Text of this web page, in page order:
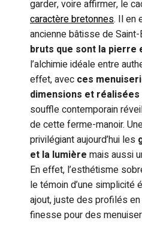
garder, voire affirmer, le
caractère bretonnes. Il en
ancienne bâtisse de Saint-
bruts que sont la pierre
l’alchimie idéale entre
effet, avec ces
dimensions et
souffle contemporain
de cette ferme-manoir.
privilégiant aujourd’hui les
et la lumière mais aussi
En effet, l’esthétisme
le témoin d’une simplicité
ajout, juste des profilés en
finesse pour des